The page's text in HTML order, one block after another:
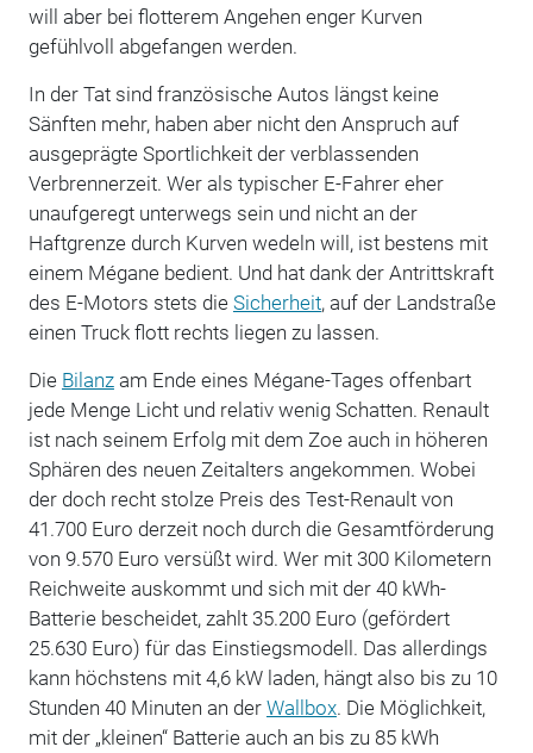
will aber bei flotterem Angehen enger Kurven
gefühlvoll abgefangen werden.
In der Tat sind französische Autos längst keine
Sänften mehr, haben aber nicht den Anspruch auf
ausgeprägte Sportlichkeit der verblassenden
Verbrennerzeit. Wer als typischer E-Fahrer eher
unaufgeregt unterwegs sein und nicht an der
Haftgrenze durch Kurven wedeln will, ist bestens mit
einem Mégane bedient. Und hat dank der Antrittskraft
des E-Motors stets die Sicherheit, auf der Landstraße
einen Truck flott rechts liegen zu lassen.
Die Bilanzam Ende eines Mégane-Tages offenbart
jede Menge Licht und relativ wenig Schatten. Renault
ist nach seinem Erfolg mit dem Zoe auch in höheren
Sphären des neuen Zeitalters angekommen. Wobei
der doch recht stolze Preis des Test-Renault von
41.700 Euro derzeit noch durch die Gesamtförderung
von 9.570 Euro versüßt wird. Wer mit 300 Kilometern
Reichweite auskommt und sich mit der 40 kWh-
Batterie bescheidet, zahlt 35.200 Euro (gefördert
25.630 Euro) für das Einstiegsmodell. Das allerdings
kann höchstens mit 4,6 kW laden, hängt also bis zu 10
Stunden 40 Minuten an der Wallbox. Die Möglichkeit,
mit der „kleinen“ Batterie auch an bis zu 85 kWh